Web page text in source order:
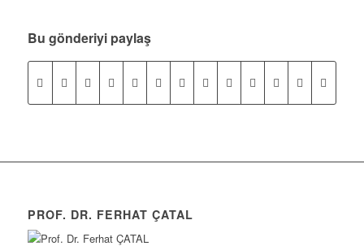
Bu gönderiyi paylaş
PROF. DR. FERHAT ÇATAL